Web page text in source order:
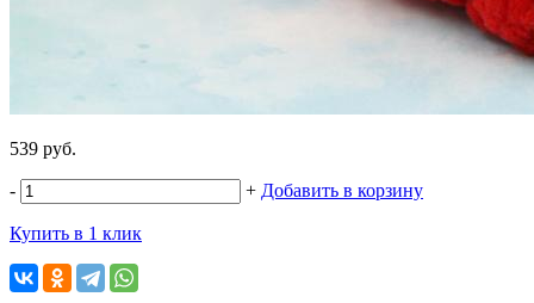
539 руб.
- + Добавить в корзину
Купить в 1 клик